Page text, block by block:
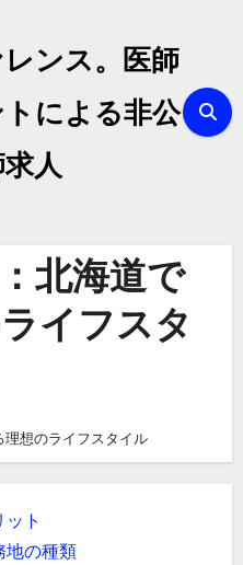
ンス。医師
による非公
求人
北海道で
イフスタ
想のライフスタイル
ト
地の種類